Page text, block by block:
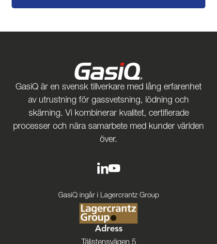
GasiQ är en svensk tillverkare med lång erfarenhet
av utrustning för gassvetsning, lödning och
skärning. Vi kombinerar kvalitet, certifierade
processer och nära samarbete med kunder världen
över.
GasiQ ingår i Lagercrantz Group
Adress
Täljstensvägen 5